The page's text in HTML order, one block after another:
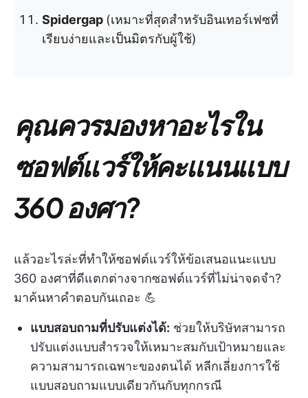
Spidergap (เหมาะที่สุดสำหรับอินเทอร์เฟซที่
เรียบง่ายและเป็นมิตรกับผู้ใช้)
คุณควรมองหาอะไรใน
ซอฟต์แวร์ให้คะแนนแบบ
360 องศา?
แล้วอะไรล่ะที่ทำให้ซอฟต์แวร์ให้ข้อเสนอแนะแบบ
360 องศาที่ดีแตกต่างจากซอฟต์แวร์ที่ไม่น่าจดจำ?
มาค้นหาคำตอบกันเถอะ 💪
แบบสอบถามที่ปรับแต่งได้: ช่วยให้บริษัทสามารถ
ปรับแต่งแบบสำรวจให้เหมาะสมกับเป้าหมายและ
ความสามารถเฉพาะของตนได้ หลีกเลี่ยงการใช้
แบบสอบถามแบบเดียวกันกับทุกกรณี